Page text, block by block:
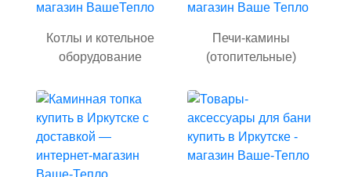
Котлы и котельное
оборудование
Печи-камины
(отопительные)